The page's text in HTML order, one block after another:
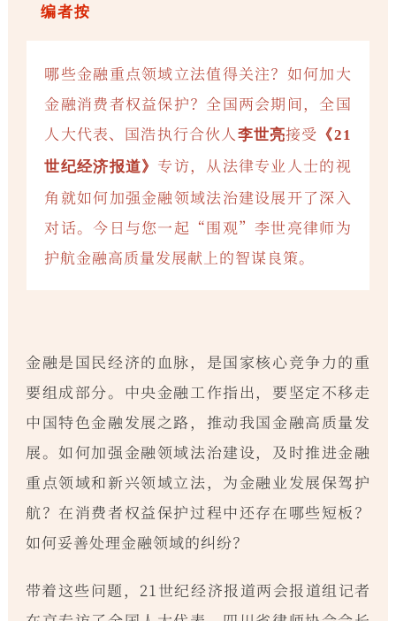
编者按
哪些金融重点领域立法值得关注？如何加大
金融消费者权益保护？全国两会期间，全国
人大代表、国浩执行合伙人 李世亮接受 《21
世纪经济报道》 专访，从法律专业人士的视
角就如何加强金融领域法治建设展开了深入
对话。今日与您一起“围观”李世亮律师为
护航金融高质量发展献上的智谋良策。
金融是国民经济的血脉，是国家核心竞争力的重
要组成部分。中央金融工作指出，要坚定不移走
中国特色金融发展之路，推动我国金融高质量发
展。如何加强金融领域法治建设，及时推进金融
重点领域和新兴领域立法，为金融业发展保驾护
航？在消费者权益保护过程中还存在哪些短板？
如何妥善处理金融领域的纠纷？
带着这些问题，21世纪经济报道两会报道组记者